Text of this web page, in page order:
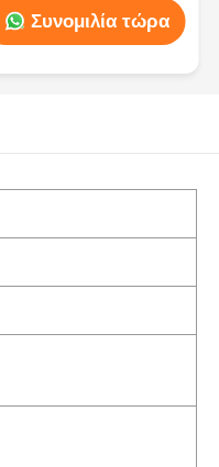
Συνομιλία τώρα